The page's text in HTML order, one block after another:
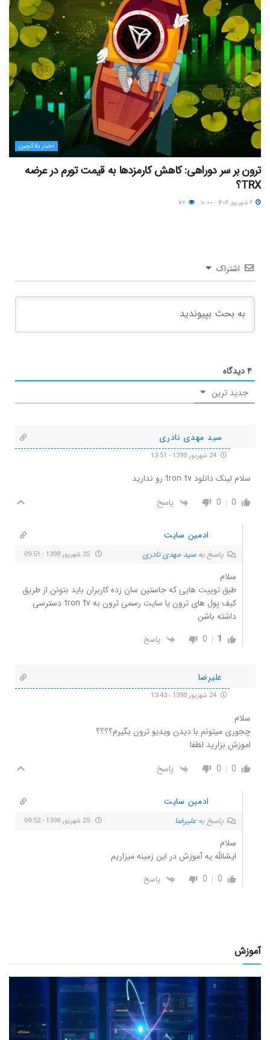
اخبار بلاکچین
ترون بر سر دوراهی: کاهش کارمزدها به قیمت تورم در عرضه
TRX؟
اشتراک
۴دیدگاه
جدید ترین
سید مهدی نادری
سلام لینک دانلود tron tv رو ندارید
0
0 پاسخ
ادمین سایت
پاسخ بهسید مهدی نادری
سلام
طبق توییت هایی که جاستین سان زده کاربران باید بتونن از طریق
کیف پول های ترون یا سایت رسمی ترون به tron tv دسترسی
داشته باشن
1
0 پاسخ
علیرضا
سلام
چجوری میتونم با دیدن ویدیو ترون بگیرم؟؟؟؟
اموزش بزارید لطفا
0
0 پاسخ
ادمین سایت
پاسخ بهعلیرضا
سلام
ایشالله یه آموزش در این زمینه میزاریم
0
0 پاسخ
آموزش